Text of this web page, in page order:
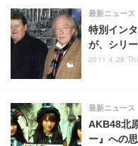
特別イン
が、シリ
最新ニュース
2011.4.28
AKB48北
ー』への
最新ニュース